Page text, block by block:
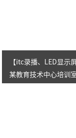
【itc录播、LED显示
某教育技术中心培训